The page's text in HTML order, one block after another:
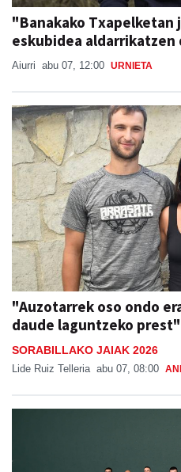
"Banakako Txapelketan
eskubidea aldarrikatzen
Aiurri abu 07, 12:00 URNIETA
"Auzotarrek oso ondo
daude laguntzeko prest"
SORABILLAKO JAIAK 2026
Lide Ruiz Telleria abu 07, 08:00